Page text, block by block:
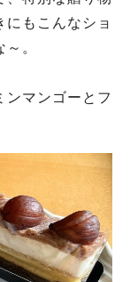
もこんなショ
。
ンマンゴーとフ